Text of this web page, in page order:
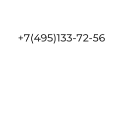
+7(495)133-72-56